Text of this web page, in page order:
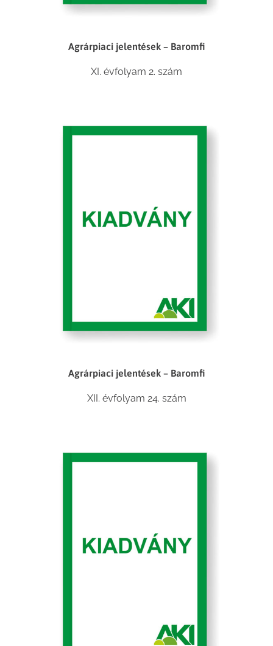
Agrárpiaci jelentések – Baromfi
XI. évfolyam 2. szám
Agrárpiaci jelentések – Baromfi
XII. évfolyam 24. szám